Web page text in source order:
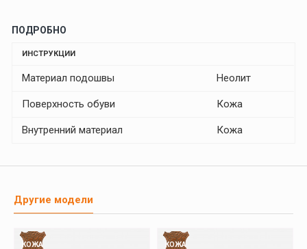
ПОДРОБНО
ИНСТРУКЦИИ
Материал подошвы Неолит
Поверхность обуви Кожа
Внутренний материал Кожа
Другие модели
КОЖА КОЖА